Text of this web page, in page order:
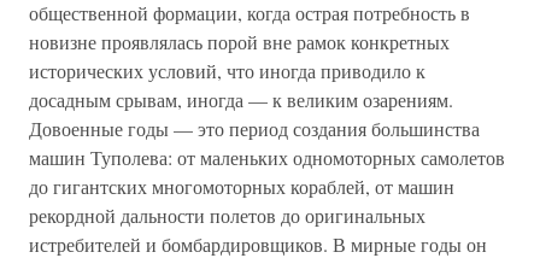
общественной формации, когда острая потребность в
новизне проявлялась порой вне рамок конкретных
исторических условий, что иногда приводило к
досадным срывам, иногда — к великим озарениям.
Довоенные годы — это период создания большинства
машин Туполева: от маленьких одномоторных самолетов
до гигантских многомоторных кораблей, от машин
рекордной дальности полетов до оригинальных
истребителей и бомбардировщиков. В мирные годы он